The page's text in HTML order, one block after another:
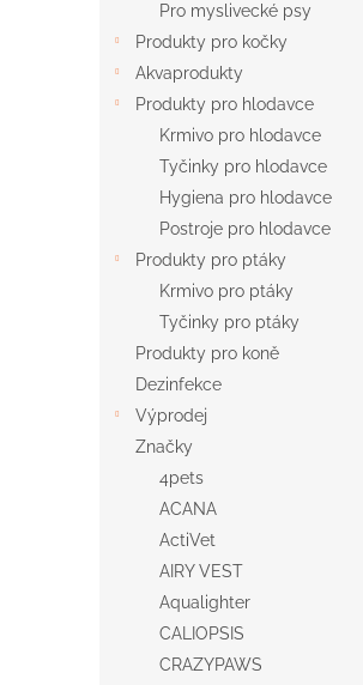
Pro myslivecké psy
Produkty pro kočky
Akvaprodukty
Produkty pro hlodavce
Krmivo pro hlodavce
Tyčinky pro hlodavce
Hygiena pro hlodavce
Postroje pro hlodavce
Produkty pro ptáky
Krmivo pro ptáky
Tyčinky pro ptáky
Produkty pro koně
Dezinfekce
Výprodej
Značky
4pets
ACANA
ActiVet
AIRY VEST
Aqualighter
CALIOPSIS
CRAZYPAWS